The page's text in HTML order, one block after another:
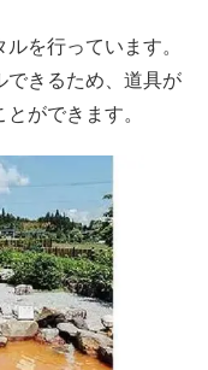
を行っています。
できるため、道具が
ができます。